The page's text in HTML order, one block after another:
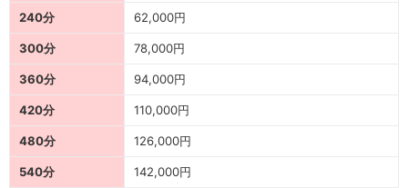
240分 62,000円
300分 78,000円
360分 94,000円
420分 110,000円
480分 126,000円
540分 142,000円